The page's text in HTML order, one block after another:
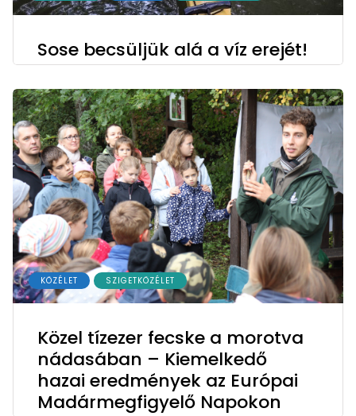
Sose becsüljük alá a víz erejét!
KÖZÉLET SZIGETKÖZÉLET
Közel tízezer fecske a morotva
nádasában – Kiemelkedő
hazai eredmények az Európai
Madármegfigyelő Napokon